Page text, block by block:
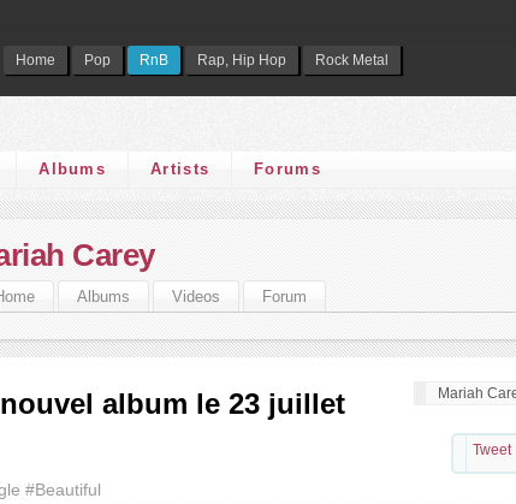
Home Pop RnB Rap, Hip Hop Rock Metal
Albums Artists Forums
Carey
Albums Videos Forum
Mariah
album le 23 juillet
Tweet
#Beautiful